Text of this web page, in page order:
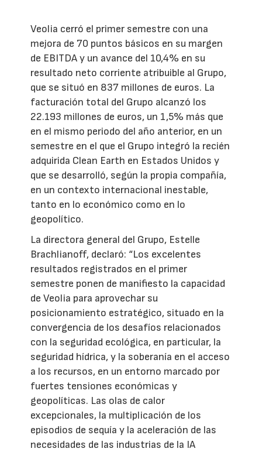
Veolia cerró el primer semestre con una
mejora de 70 puntos básicos en su margen
de EBITDA y un avance del 10,4% en su
resultado neto corriente atribuible al Grupo,
que se situó en 837 millones de euros. La
facturación total del Grupo alcanzó los
22.193 millones de euros, un 1,5% más que
en el mismo periodo del año anterior, en un
semestre en el que el Grupo integró la recién
adquirida Clean Earth en Estados Unidos y
que se desarrolló, según la propia compañía,
en un contexto internacional inestable,
tanto en lo económico como en lo
geopolítico.
La directora general del Grupo, Estelle
Brachlianoff, declaró: “Los excelentes
resultados registrados en el primer
semestre ponen de manifiesto la capacidad
de Veolia para aprovechar su
posicionamiento estratégico, situado en la
convergencia de los desafíos relacionados
con la seguridad ecológica, en particular, la
seguridad hídrica, y la soberanía en el acceso
a los recursos, en un entorno marcado por
fuertes tensiones económicas y
geopolíticas. Las olas de calor
excepcionales, la multiplicación de los
episodios de sequía y la aceleración de las
necesidades de las industrias de la IA